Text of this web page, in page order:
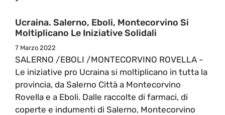
Ucraina. Salerno, Eboli, Montecorvino Si
Moltiplicano Le Iniziative Solidali
7 Marzo 2022
SALERNO /EBOLI /MONTECORVINO ROVELLA -
Le iniziative pro Ucraina si moltiplicano in tutta la
provincia, da Salerno Città a Montecorvino
Rovella e a Eboli. Dalle raccolte di farmaci, di
coperte e indumenti di Salerno, Montecorvino